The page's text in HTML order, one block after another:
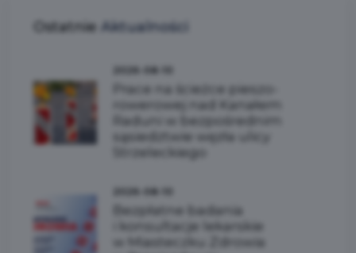
Ostatnie Aktualności
Prace na ścieżce pieszo-
rowerowej nad Kanałem
Raduni w bezpośrednim
sąsiedztwie węzła ulicy
Strzeleckiego
Bezpłatne badania
i konsultacje lekarskie
w Miasteczku Zdrowia